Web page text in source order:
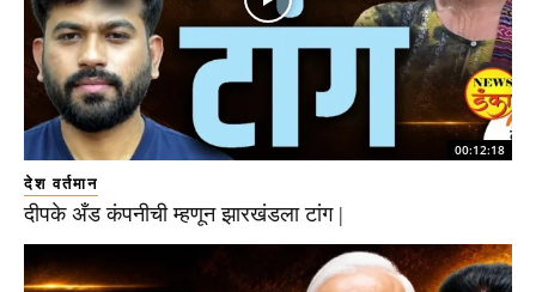
00:12:18
देश वर्तमान
दीपके अँड कंपनीची म्हणून झारखंडला टांग |